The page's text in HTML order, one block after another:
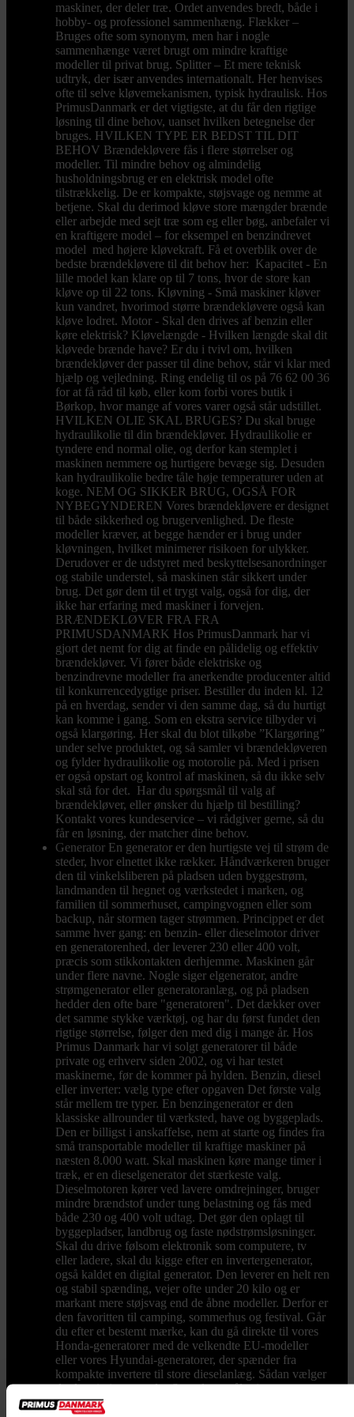
maskiner, der deler træ. Ordet anvendes bredt, både i
hobby- og professionel sammenhæng. Flækker –
Bruges ofte som synonym, men har i nogle
sammenhænge været brugt om mindre kraftige
modeller til privat brug. Splitter – Et mere teknisk
udtryk, der især anvendes internationalt. Her henvises
ofte til selve kløvemekanismen, typisk hydraulisk. Hos
PrimusDanmark er det vigtigste, at du får den rigtige
løsning til dine behov, uanset hvilken betegnelse der
bruges. HVILKEN TYPE ER BEDST TIL DIT
BEHOV Brændekløvere fås i flere størrelser og
modeller. Til mindre behov og almindelig
husholdningsbrug er en elektrisk model ofte
tilstrækkelig. De er kompakte, støjsvage og nemme at
betjene. Skal du derimod kløve store mængder brænde
eller arbejde med sejt træ som eg eller bøg, anbefaler vi
en kraftigere model – for eksempel en benzindrevet
model med højere kløvekraft. Få et overblik over de
bedste brændekløvere til dit behov her: Kapacitet - En
lille model kan klare op til 7 tons, hvor de store kan
kløve op til 22 tons. Kløvning - Små maskiner kløver
kun vandret, hvorimod større brændekløvere også kan
kløve lodret. Motor - Skal den drives af benzin eller
køre elektrisk? Kløvelængde - Hvilken længde skal dit
kløvede brænde have? Er du i tvivl om, hvilken
brændekløver der passer til dine behov, står vi klar med
hjælp og vejledning. Ring endelig til os på 76 62 00 36
for at få råd til køb, eller kom forbi vores butik i
Børkop, hvor mange af vores varer også står udstillet.
HVILKEN OLIE SKAL BRUGES? Du skal bruge
hydraulikolie til din brændekløver. Hydraulikolie er
tyndere end normal olie, og derfor kan stemplet i
maskinen nemmere og hurtigere bevæge sig. Desuden
kan hydraulikolie bedre tåle høje temperaturer uden at
koge. NEM OG SIKKER BRUG, OGSÅ FOR
NYBEGYNDEREN Vores brændekløvere er designet
til både sikkerhed og brugervenlighed. De fleste
modeller kræver, at begge hænder er i brug under
kløvningen, hvilket minimerer risikoen for ulykker.
Derudover er de udstyret med beskyttelsesanordninger
og stabile understel, så maskinen står sikkert under
brug. Det gør dem til et trygt valg, også for dig, der
ikke har erfaring med maskiner i forvejen.
BRÆNDEKLØVER FRA FRA
PRIMUSDANMARK Hos PrimusDanmark har vi
gjort det nemt for dig at finde en pålidelig og effektiv
brændekløver. Vi fører både elektriske og
benzindrevne modeller fra anerkendte producenter altid
til konkurrencedygtige priser. Bestiller du inden kl. 12
på en hverdag, sender vi den samme dag, så du hurtigt
kan komme i gang. Som en ekstra service tilbyder vi
også klargøring. Her skal du blot tilkøbe ”Klargøring”
under selve produktet, og så samler vi brændekløveren
og fylder hydraulikolie og motorolie på. Med i prisen
er også opstart og kontrol af maskinen, så du ikke selv
skal stå for det. Har du spørgsmål til valg af
brændekløver, eller ønsker du hjælp til bestilling?
Kontakt vores kundeservice – vi rådgiver gerne, så du
får en løsning, der matcher dine behov.
Generator En generator er den hurtigste vej til strøm de
steder, hvor elnettet ikke rækker. Håndværkeren bruger
den til vinkelsliberen på pladsen uden byggestrøm,
landmanden til hegnet og værkstedet i marken, og
familien til sommerhuset, campingvognen eller som
backup, når stormen tager strømmen. Princippet er det
samme hver gang: en benzin- eller dieselmotor driver
en generatorenhed, der leverer 230 eller 400 volt,
præcis som stikkontakten derhjemme. Maskinen går
under flere navne. Nogle siger elgenerator, andre
strømgenerator eller generatoranlæg, og på pladsen
hedder den ofte bare "generatoren". Det dækker over
det samme stykke værktøj, og har du først fundet den
rigtige størrelse, følger den med dig i mange år. Hos
Primus Danmark har vi solgt generatorer til både
private og erhverv siden 2002, og vi har testet
maskinerne, før de kommer på hylden. Benzin, diesel
eller inverter: vælg type efter opgaven Det første valg
står mellem tre typer. En benzingenerator er den
klassiske allrounder til værksted, have og byggeplads.
Den er billigst i anskaffelse, nem at starte og findes fra
små transportable modeller til kraftige maskiner på
næsten 8.000 watt. Skal maskinen køre mange timer i
træk, er en dieselgenerator det stærkeste valg.
Dieselmotoren kører ved lavere omdrejninger, bruger
mindre brændstof under tung belastning og fås med
både 230 og 400 volt udtag. Det gør den oplagt til
byggepladser, landbrug og faste nødstrømsløsninger.
Skal du drive følsom elektronik som computere, tv
eller ladere, skal du kigge efter en invertergenerator,
også kaldet en digital generator. Den leverer en helt ren
og stabil spænding, vejer ofte under 20 kilo og er
markant mere støjsvag end de åbne modeller. Derfor er
den favoritten til camping, sommerhus og festival. Går
du efter et bestemt mærke, kan du gå direkte til vores
Honda-generatorer med de velkendte EU-modeller
eller vores Hyundai-generatorer, der spænder fra
kompakte invertere til store dieselanlæg. Sådan vælger
du den rigtige størrelse Størrelsen måles i watt, og
regnestykket er vigtigere end de fleste tror. Kig på